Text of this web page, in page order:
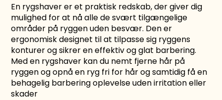
En rygshaver er et praktisk redskab, der giver dig
mulighed for at nå alle de svært tilgængelige
områder på ryggen uden besvær. Den er
ergonomisk designet til at tilpasse sig ryggens
konturer og sikrer en effektiv og glat barbering.
Med en rygshaver kan du nemt fjerne hår på
ryggen og opnå en ryg fri for hår og samtidig få en
behagelig barbering oplevelse uden irritation eller
skader